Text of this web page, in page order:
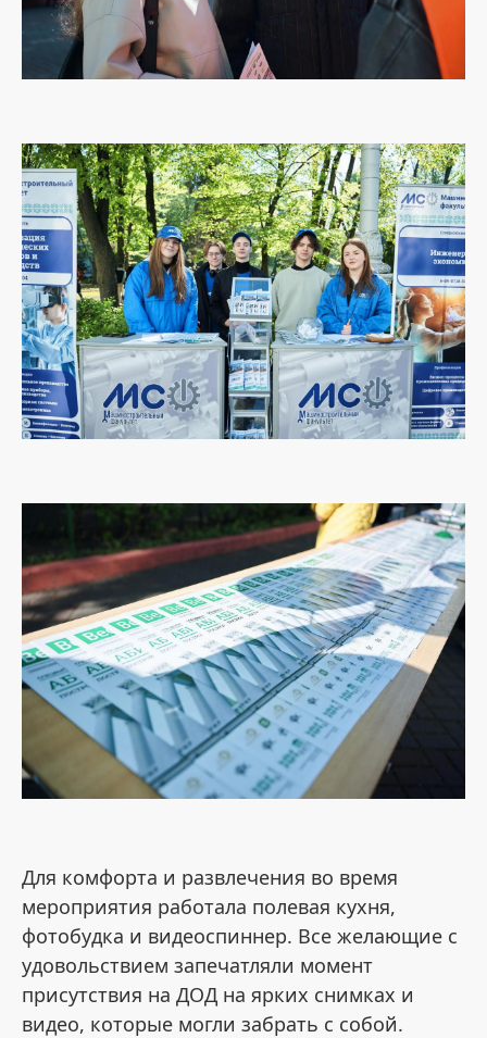
Для комфорта и развлечения во время
мероприятия работала полевая кухня,
фотобудка и видеоспиннер. Все желающие с
удовольствием запечатляли момент
присутствия на ДОД на ярких снимках и
видео, которые могли забрать с собой.